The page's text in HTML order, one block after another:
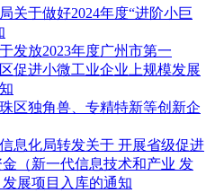
关于做好2024年度“进阶小巨
发放2023年度广州市第一
促进小微工业企业上规模发展
区独角兽、专精特新等创新企
息化局转发关于 开展省级促进
（新一代信息技术和产业 发
展项目入库的通知